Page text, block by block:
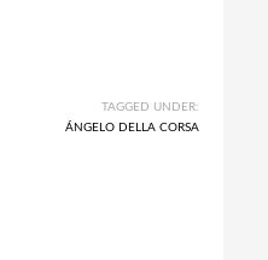
TAGGED UNDER:
ÁNGELO DELLA CORSA